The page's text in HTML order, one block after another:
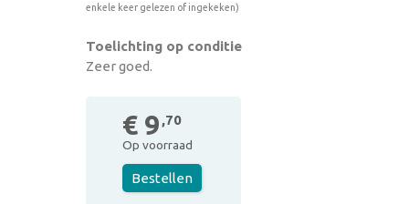
enkele keer gelezen of ingekeken)
Toelichting op conditie
Zeer goed.
€ 9 ,70
Op voorraad
Bestellen